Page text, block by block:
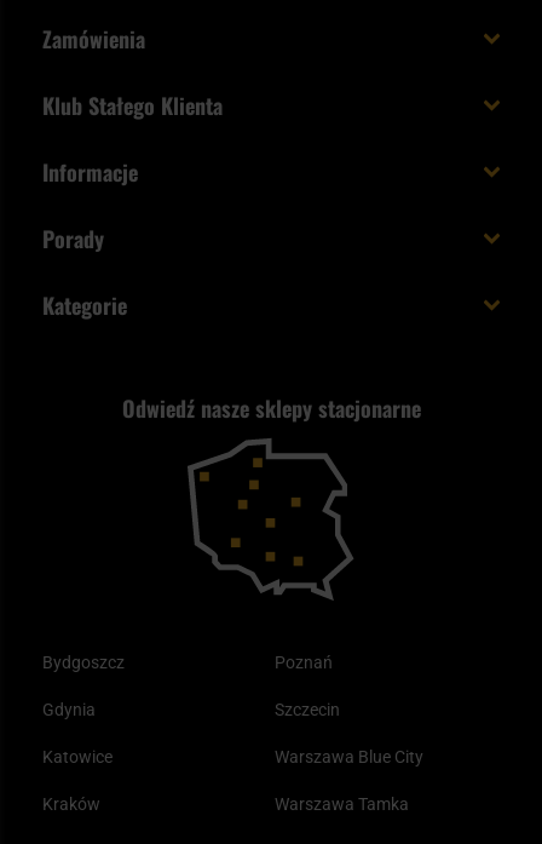
Zamówienia
Paczka w weekend
Status zamówienia
Wysyłka za granicę
Reklamacje i gwarancja
Klub Stałego Klienta
Unboxing Militaria.pl
Logowanie
Odwiedź nasze sklepy stacjonarne
Bydgoszcz
Gdynia
Katowice
Kraków
Poznań
Szczecin
Warszawa Blue City
Warszawa Tamka
Informacje
Polityka prywatności
Kupony i kody rabatowe
Porady
Plecak ewakuacyjny preppersa
Kategorie
Samoobrona